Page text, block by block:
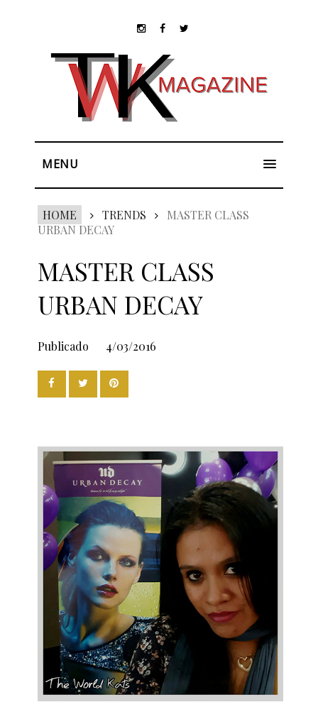
MENU
HOME TRENDS
MASTER CLASS
URBAN DECAY
MASTER CLASS
URBAN DECAY
Publicado 4/03/2016